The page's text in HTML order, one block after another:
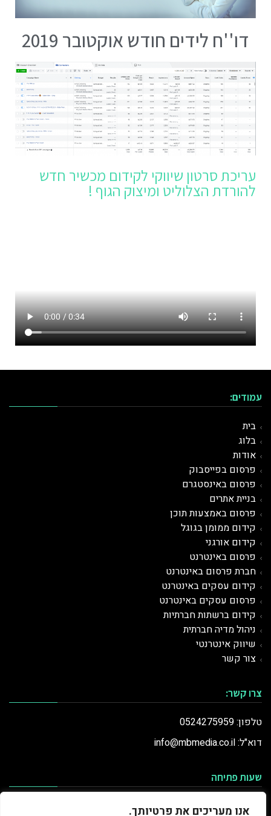
אנו מעריכים את פרטיותך.
דו''ח לידים חודש אוקטובר 2019
עריכת סרטון שיווקי לקידום מכשיר חדש
להורדת הצלוליט ומיצוק הגוף !
עמודים:
בית
בלוג
אודות
פרסום בפייסבוק
פרסום באינסטגרם
בניית אתרים
פרסום באמצעות תוכן
קידום ממומן בגוגל
קידום אורגני
פרסום באינטרנט
חברת פרסום באינטרנט
קידום עסקים באינטרנט
פרסום עסקים באינטרנט
קידום ברשתות חברתיות
ניהול מדיה חברתית
שיווק אינטרנטי
צור קשר
צרו קשר:
טלפון: 0524275959
דוא"ל: info@mbmedia.co.il
שעות פתיחה
ראשון